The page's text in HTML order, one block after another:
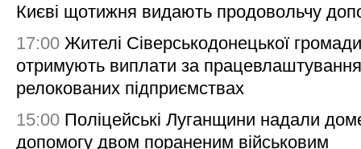
Києві щотижня видають продовольчу
17:00 Жителі Сіверськодонецької
отримують виплати за
релокованих підприємствах
15:00 Поліцейські Луганщини надали
допомогу двом пораненим військовим